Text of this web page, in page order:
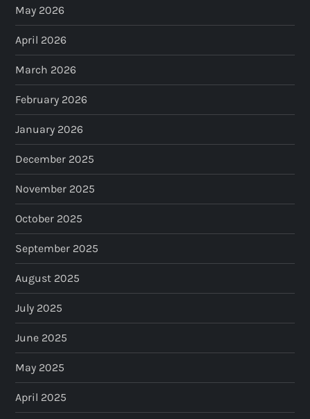
a
g
i
n
a
t
i
o
n
May 2026
April 2026
March 2026
February 2026
January 2026
December 2025
November 2025
October 2025
September 2025
August 2025
July 2025
June 2025
May 2025
April 2025